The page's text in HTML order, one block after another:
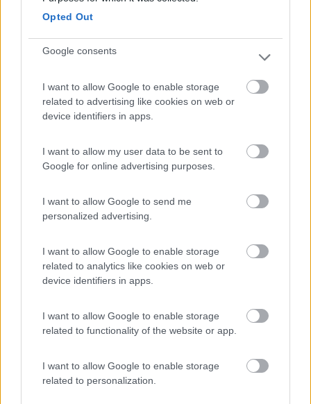
Opted Out
Google consents
I want to allow Google to enable storage
related to advertising like cookies on web or
device identifiers in apps.
I want to allow my user data to be sent to
Google for online advertising purposes.
I want to allow Google to send me
personalized advertising.
I want to allow Google to enable storage
related to analytics like cookies on web or
device identifiers in apps.
I want to allow Google to enable storage
related to functionality of the website or app.
I want to allow Google to enable storage
related to personalization.
Soggiornato 2 notti 18/20 agosto 2020 nel campo
di fronte al camping. Allaccio luce, servizi del
market alla reception. Presenza di lavatrici e
asciugatrice a pagamento.Unica nota, a mio
avviso dolente, i servizi igienici/docce un po'
ti dà diritto a prendere tutti i bus, treni regionali, e
anche qualche funivia. Prezzi nella norma.
Accoglienza Prezzo Servizi Trasporti
Bulldog1 23/08/2020 12:09
Campeggio bene organizzato, con piazzole molto
cordiali.